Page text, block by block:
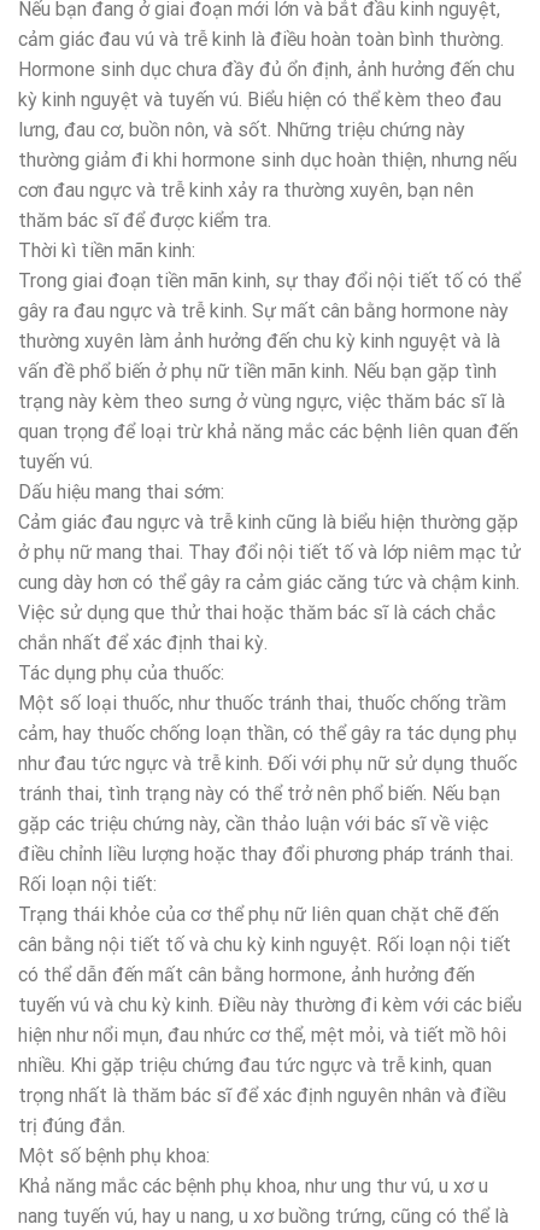
Nếu bạn đang ở giai đoạn mới lớn và bắt đầu kinh nguyệt,
cảm giác đau vú và trễ kinh là điều hoàn toàn bình thường.
Hormone sinh dục chưa đầy đủ ổn định, ảnh hưởng đến chu
kỳ kinh nguyệt và tuyến vú. Biểu hiện có thể kèm theo đau
lưng, đau cơ, buồn nôn, và sốt. Những triệu chứng này
thường giảm đi khi hormone sinh dục hoàn thiện, nhưng nếu
cơn đau ngực và trễ kinh xảy ra thường xuyên, bạn nên
thăm bác sĩ để được kiểm tra.
Thời kì tiền mãn kinh:
Trong giai đoạn tiền mãn kinh, sự thay đổi nội tiết tố có thể
gây ra đau ngực và trễ kinh. Sự mất cân bằng hormone này
thường xuyên làm ảnh hưởng đến chu kỳ kinh nguyệt và là
vấn đề phổ biến ở phụ nữ tiền mãn kinh. Nếu bạn gặp tình
trạng này kèm theo sưng ở vùng ngực, việc thăm bác sĩ là
quan trọng để loại trừ khả năng mắc các bệnh liên quan đến
tuyến vú.
Dấu hiệu mang thai sớm:
Cảm giác đau ngực và trễ kinh cũng là biểu hiện thường gặp
ở phụ nữ mang thai. Thay đổi nội tiết tố và lớp niêm mạc tử
cung dày hơn có thể gây ra cảm giác căng tức và chậm kinh.
Việc sử dụng que thử thai hoặc thăm bác sĩ là cách chắc
chắn nhất để xác định thai kỳ.
Tác dụng phụ của thuốc:
Một số loại thuốc, như thuốc tránh thai, thuốc chống trầm
cảm, hay thuốc chống loạn thần, có thể gây ra tác dụng phụ
như đau tức ngực và trễ kinh. Đối với phụ nữ sử dụng thuốc
tránh thai, tình trạng này có thể trở nên phổ biến. Nếu bạn
gặp các triệu chứng này, cần thảo luận với bác sĩ về việc
điều chỉnh liều lượng hoặc thay đổi phương pháp tránh thai.
Rối loạn nội tiết:
Trạng thái khỏe của cơ thể phụ nữ liên quan chặt chẽ đến
cân bằng nội tiết tố và chu kỳ kinh nguyệt. Rối loạn nội tiết
có thể dẫn đến mất cân bằng hormone, ảnh hưởng đến
tuyến vú và chu kỳ kinh. Điều này thường đi kèm với các biểu
hiện như nổi mụn, đau nhức cơ thể, mệt mỏi, và tiết mồ hôi
nhiều. Khi gặp triệu chứng đau tức ngực và trễ kinh, quan
trọng nhất là thăm bác sĩ để xác định nguyên nhân và điều
trị đúng đắn.
Một số bệnh phụ khoa:
Khả năng mắc các bệnh phụ khoa, như ung thư vú, u xơ u
nang tuyến vú, hay u nang, u xơ buồng trứng, cũng có thể là